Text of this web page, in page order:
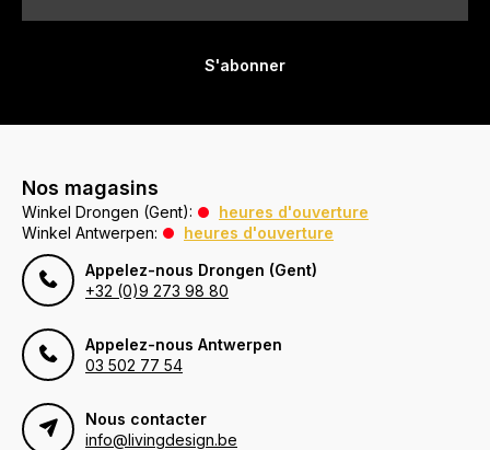
S'abonner
Nos magasins
Winkel Drongen (Gent):
heures d'ouverture
Winkel Antwerpen:
heures d'ouverture
Appelez-nous Drongen (Gent)
+32 (0)9 273 98 80
Appelez-nous Antwerpen
03 502 77 54
Nous contacter
info@livingdesign.be